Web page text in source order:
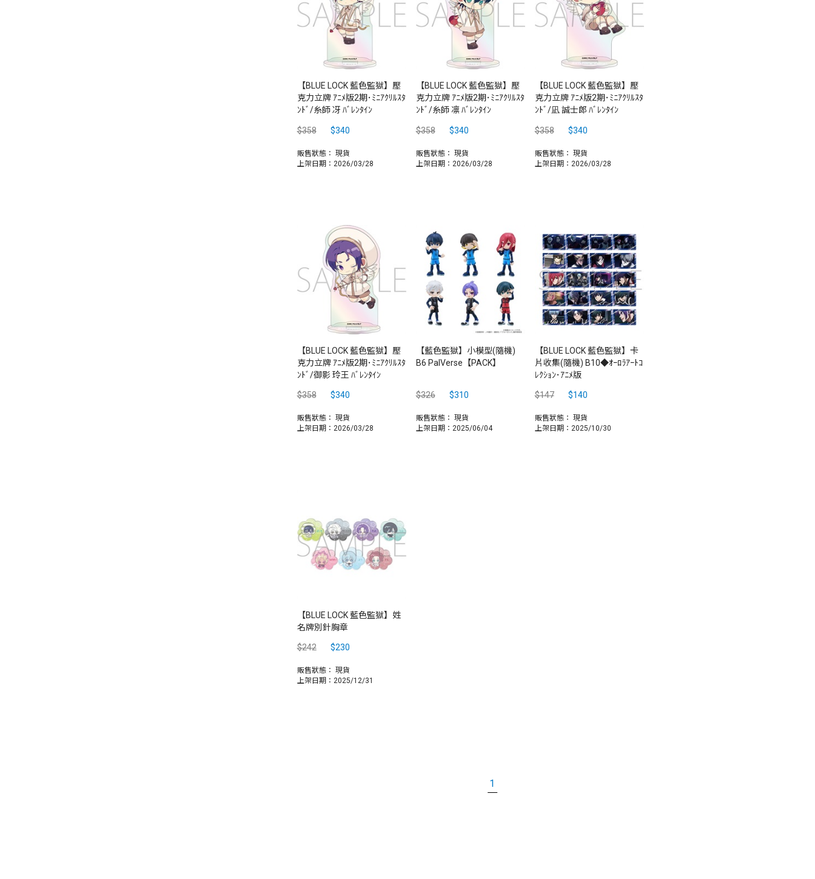
【BLUE LOCK 藍色監獄】壓
克力立牌 ｱﾆﾒ版2期･ﾐﾆｱｸﾘﾙｽﾀ
ﾝﾄﾞ/糸師 冴 ﾊﾞﾚﾝﾀｲﾝ
$358 $340
販售狀態： 現貨
上架日期：2026/03/28
【BLUE LOCK 藍色監獄】壓
克力立牌 ｱﾆﾒ版2期･ﾐﾆｱｸﾘﾙｽﾀ
ﾝﾄﾞ/糸師 凛 ﾊﾞﾚﾝﾀｲﾝ
$358 $340
販售狀態： 現貨
上架日期：2026/03/28
【BLUE LOCK 藍色監獄】壓
克力立牌 ｱﾆﾒ版2期･ﾐﾆｱｸﾘﾙｽﾀ
ﾝﾄﾞ/凪 誠士郎 ﾊﾞﾚﾝﾀｲﾝ
$358 $340
販售狀態： 現貨
上架日期：2026/03/28
【BLUE LOCK 藍色監獄】壓
克力立牌 ｱﾆﾒ版2期･ﾐﾆｱｸﾘﾙｽﾀ
ﾝﾄﾞ/御影 玲王 ﾊﾞﾚﾝﾀｲﾝ
$358 $340
販售狀態： 現貨
上架日期：2026/03/28
【藍色監獄】小模型(隨機)
B6 PalVerse【PACK】
$326 $310
販售狀態： 現貨
上架日期：2025/06/04
【BLUE LOCK 藍色監獄】卡
片收集(隨機) B10◆ｵｰﾛﾗｱｰﾄｺ
ﾚｸｼｮﾝ･ｱﾆﾒ版
$147 $140
販售狀態： 現貨
上架日期：2025/10/30
【BLUE LOCK 藍色監獄】姓
名牌別針胸章
$242 $230
販售狀態： 現貨
上架日期：2025/12/31
1